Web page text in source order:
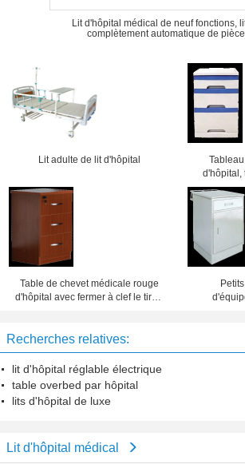
Lit d'hôpital médical de neuf fonctions,
complètement automatique de
Lit adulte de lit d'hôpital
d'hôpital,
Cabinet
Table de chevet médicale rouge
d'hôpital avec fermer à clef le tiroir
Recherches relatives:
lit d'hôpital réglable électrique
table overbed par hôpital
lits d'hôpital de luxe
Lit d'hôpital médical